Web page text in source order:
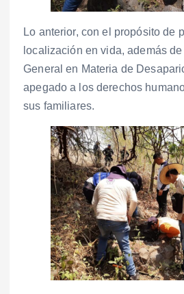
Lo anterior, con el propósito de
localización en vida, además
General en Materia de
apegado a los derechos
sus familiares.